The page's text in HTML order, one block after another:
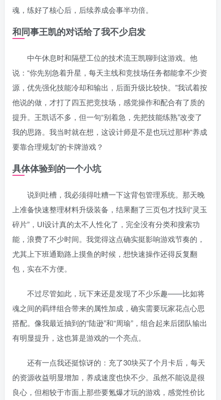
魂，练好了核心后，后续养成会事半功倍。
和同事王凯的对话给了我不少启发
中午休息时和隔壁工位的技术流王凯聊到这游戏。他
说：“你先别急着升星，每天主线和竞技场任务都能拿不少资
源，优先强化技能冷却和输出，后面升级比较快。”我试着按
他说的做，才打了四五把竞技场，感觉操作和配合有了质的
提升。王凯话不多，但一句“别着急，先把技能练熟”改变了
我的思路。我当时就在想，这设计师是不是也玩过那种“养成
要靠合理规划”的卡牌游戏？
具体体验到的一个小坑
说到吐槽，我必须得吐糟一下这背包管理系统。那天晚
上准备快速整理材料升级装备，结果翻了三页包才找到“灵玉
碎片”，UI设计真的太不人性化了，完全没有分类和搜索功
能，浪费了不少时间。我觉得这点确实挺影响游戏节奏的，
尤其上下班通勤路上摸鱼的时候，想快速操作还得反复翻
包，实在不方便。
不过尽管如此，玩下来还是发现了不少乐趣——比如将
魂之间的羁绊组合带来的属性加成，确实需要玩家花点心思
搭配。像我最近抽到的“陆逊”和“周瑜”，组合起来后团队输出
有明显提升，这也算是游戏的一个亮点。
还有一点我还挺惊讶的：充了30块买了个月卡后，每天
的资源收益明显增加，养成速度也快不少。虽然不能说是很
良心，但相较于市面上那些要氪爆才玩的游戏，感觉性价比